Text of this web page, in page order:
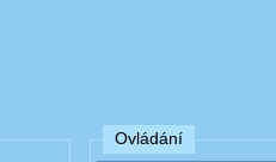
Ovládání